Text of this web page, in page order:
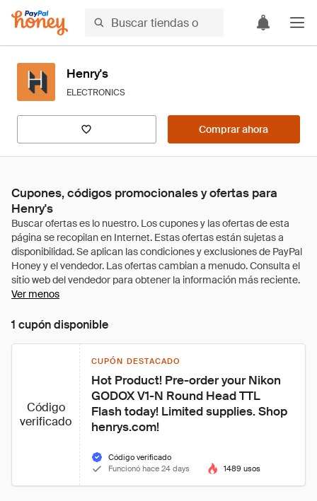
Henry's
ELECTRONICS
Comprar ahora
Cupones, códigos promocionales y ofertas para
Henry's
Ver menos
1 cupón disponible
Código
verificado
CUPÓN DESTACADO
Hot Product! Pre-order your Nikon
GODOX V1-N Round Head TTL
Flash today! Limited supplies. Shop
henrys.com!
Código verificado
Funcionó hace 24 days
1489 usos